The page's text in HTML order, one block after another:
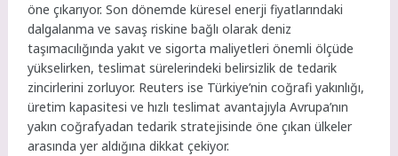
öne çıkarıyor. Son dönemde küresel enerji fiyatlarındaki
dalgalanma ve savaş riskine bağlı olarak deniz
taşımacılığında yakıt ve sigorta maliyetleri önemli ölçüde
yükselirken, teslimat sürelerindeki belirsizlik de tedarik
zincirlerini zorluyor. Reuters ise Türkiye’nin coğrafi yakınlığı,
üretim kapasitesi ve hızlı teslimat avantajıyla Avrupa’nın
yakın coğrafyadan tedarik stratejisinde öne çıkan ülkeler
arasında yer aldığına dikkat çekiyor.